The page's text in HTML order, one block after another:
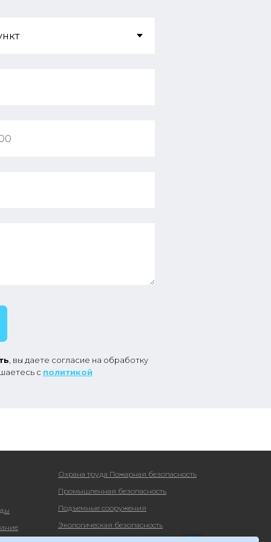
, вы даете согласие на обработку
с политикой
Охрана труда Пожарная безопасность
Промышленная безопасность
Подъемные сооружения
Экологическая безопасность